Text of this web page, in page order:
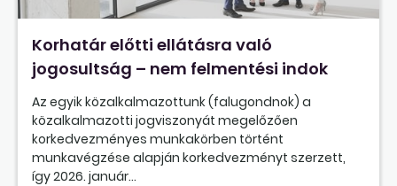
Korhatár előtti ellátásra való
jogosultság – nem felmentési indok
Az egyik közalkalmazottunk (falugondnok) a
közalkalmazotti jogviszonyát megelőzően
korkedvezményes munkakörben történt
munkavégzése alapján korkedvezményt szerzett,
így 2026. január...